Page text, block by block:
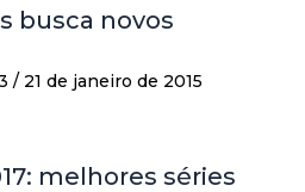
busca novos
/ 21 de janeiro de 2015
melhores séries